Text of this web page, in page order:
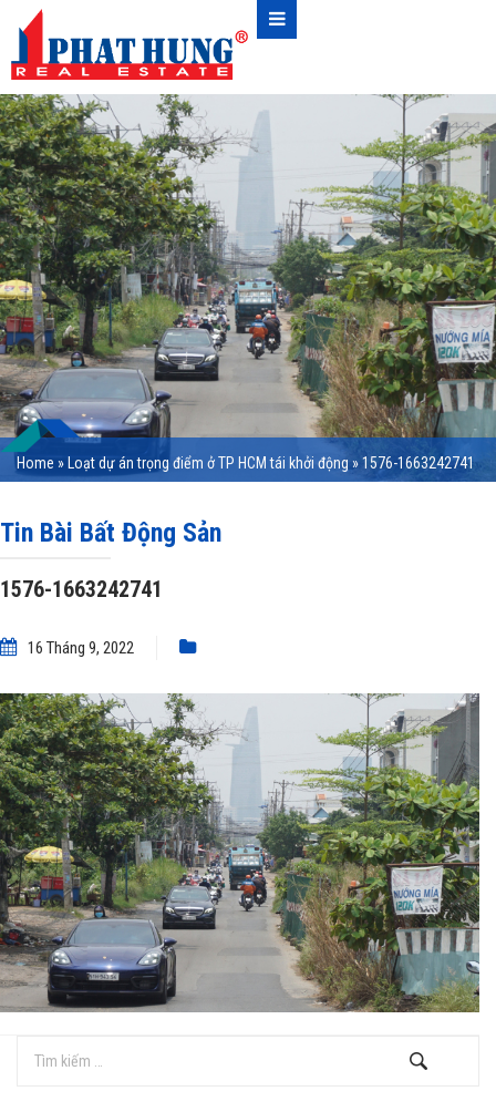
Home » Loạt dự án trọng điểm ở TP HCM tái khởi động »1576-1663242741
Tin Bài Bất Động Sản
1576-1663242741
16 Tháng 9, 2022